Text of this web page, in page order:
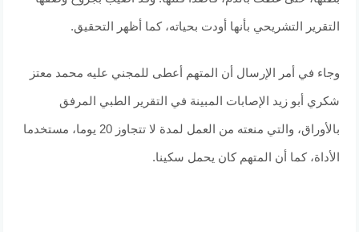
التقرير التشريحي بأنها أودت بحياته، كما أظهر التحقيق.
وجاء في أمر الإرسال أن المتهم أعطى للمجني عليه محمد معتز
شكري أبو زيد الإصابات المبينة في التقرير الطبي المرفق
بالأوراق، والتي منعته من العمل لمدة لا تتجاوز 20 يوما، مستخدما
الأداة، كما أن المتهم كان يحمل سكينا.